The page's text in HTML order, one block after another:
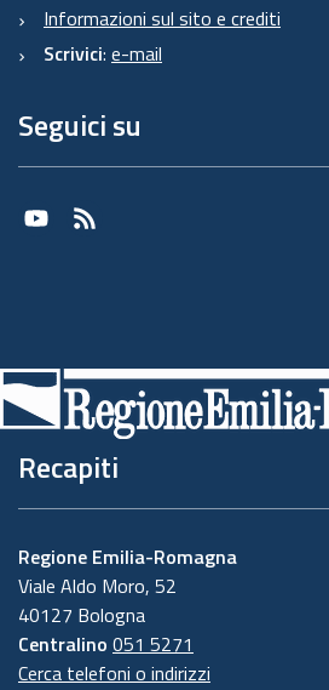
Informazioni sul sito e crediti
Scrivici: e-mail
Seguici su
Youtube
RSS
Recapiti
Regione Emilia-Romagna
Viale Aldo Moro, 52
40127 Bologna
Centralino 051 5271
Cerca telefoni o indirizzi